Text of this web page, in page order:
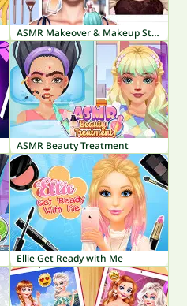
ASMR Makeover & Makeup Studio
ASMR Beauty Treatment
Ellie Get Ready with Me